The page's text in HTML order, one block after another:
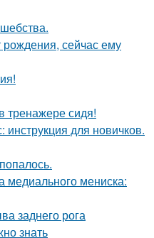
сейчас ему
сидя!
инструкция для новичков.
медиального мениска:
заднего рога
знать